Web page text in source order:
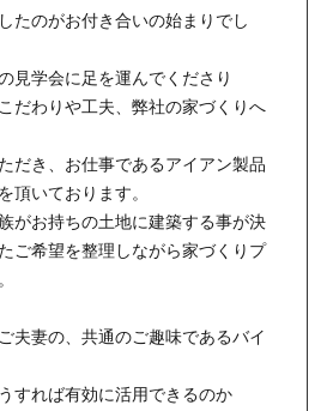
たのがお付き合いの始まりでし
見学会に足を運んでくださり
だわりや工夫、弊社の家づくりへ
だき、お仕事であるアイアン製品
頂いております。
がお持ちの土地に建築する事が決
ご希望を整理しながら家づくりプ
夫妻の、共通のご趣味であるバイ
すれば有効に活用できるのか